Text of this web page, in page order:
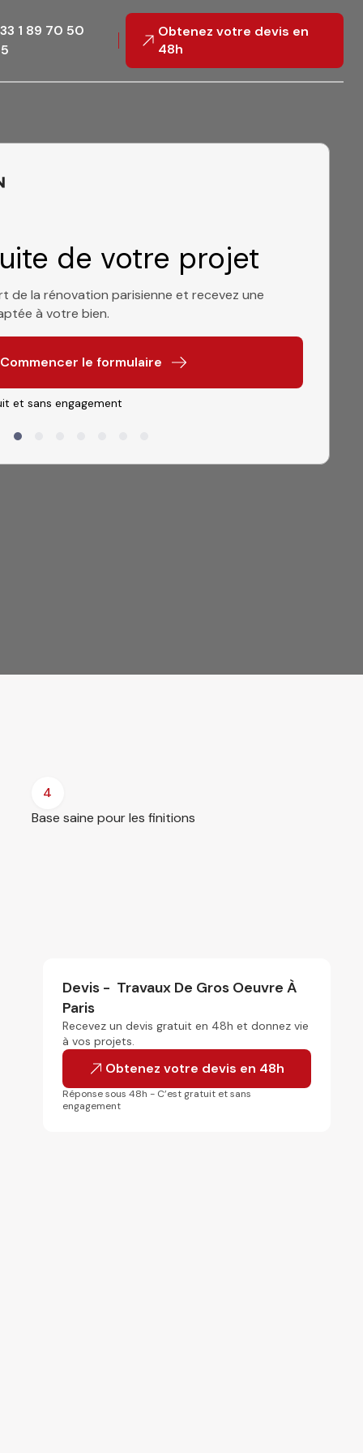
1 89 70 50
Obtenez votre devis en
48h
de votre projet
de la rénovation parisienne et recevez une
à votre bien.
Commencer le formulaire
et sans engagement
4
Base saine pour les finitions
Devis - Travaux De Gros Oeuvre À
Paris
Recevez un devis gratuit en 48h et donnez vie
à vos projets.
Obtenez votre devis en 48h
Réponse sous 48h - C’est gratuit et sans
engagement